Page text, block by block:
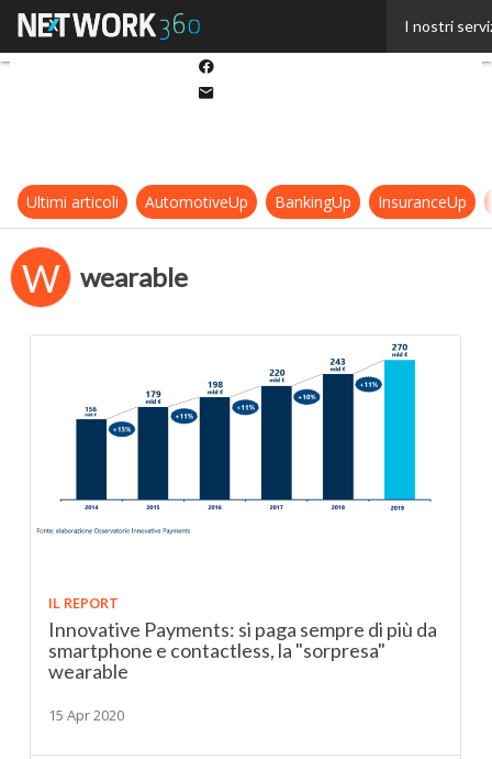
I nostri
Ultimi articoli AutomotiveUp BankingUp InsuranceUp
W wearable
IL REPORT
Innovative Payments: si paga sempre di più da
smartphone e contactless, la "sorpresa"
wearable
15 Apr 2020